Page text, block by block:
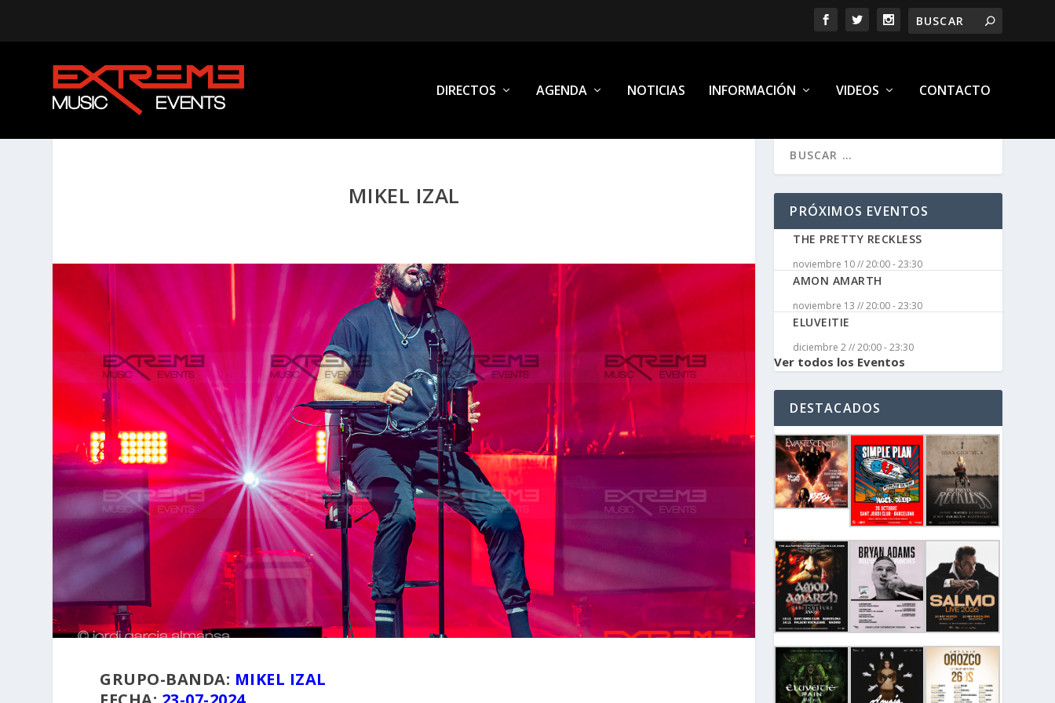
DIRECTOS AGENDA NOTICIAS INFORMACIÓN VIDEOS CONTACTO
MIKEL IZAL
GRUPO-BANDA: MIKEL IZAL
PRÓXIMOS EVENTOS
THE PRETTY RECKLESS
noviembre 10 // 20:00-23:30
AMON AMARTH
noviembre 13 // 20:00-23:30
ELUVEITIE
diciembre 2 // 20:00-23:30
Ver todos los Eventos
DESTACADOS